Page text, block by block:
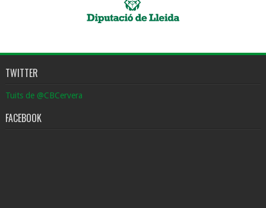
TWITTER
Tuits de @CBCervera
FACEBOOK